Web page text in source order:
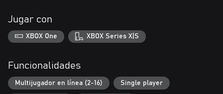
Jugar con
XBOX One XBOX Series X|S
Funcionalidades
Multijugador en línea (2-16) Single player